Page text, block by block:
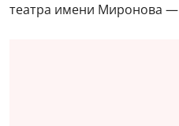
театра имени Миронова —